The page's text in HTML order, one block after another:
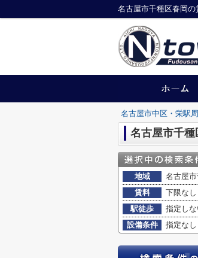
名古屋市千種区春岡
名古屋市中区・栄駅
名古屋市千
地域
名古屋
賃料
下限な
駅徒歩
指定し
設備条件
指定なし